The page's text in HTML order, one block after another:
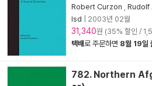
Robert Curzon Rudolf
Isd
2003년 02월
31,340원 (35% 할인 /
택배로 주문하면 8월 19일
782. Northern